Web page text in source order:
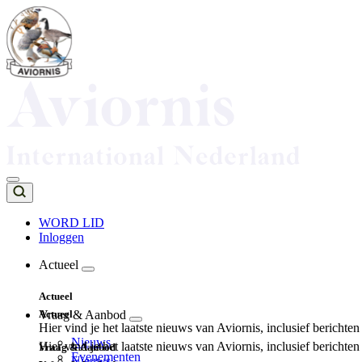
Overslaan
en
naar
de
inhoud
Top
navigation
WORD LID
Inloggen
navigation
Actueel
Actueel
Hier vind je het laatste nieuws van Aviornis, inclusief
Nieuws
Evenementen
Actueel
Hier vind je het laatste nieuws van Aviornis, inclusief
Vraag & Aanbod
Vraag & Aanbod